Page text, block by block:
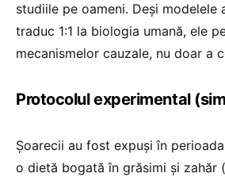
studiile pe oameni. Deși modelele
traduc 1:1 la biologia umană, ele
mecanismelor cauzale, nu doar a
Protocolul experimental
Șoarecii au fost expuși în
o dietă bogată în grăsimi și zahăr